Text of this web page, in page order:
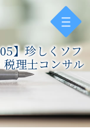
】珍しくソフ
理士コンサル